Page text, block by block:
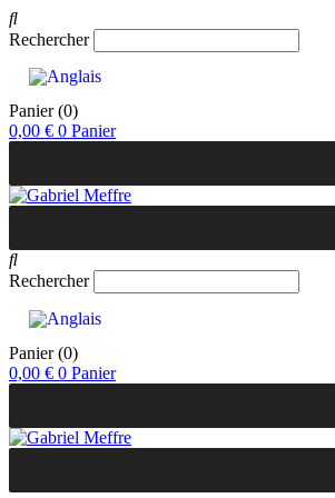
Rechercher
Panier (0)
0,00 € 0 Panier
Rechercher
Panier (0)
0,00 € 0 Panier